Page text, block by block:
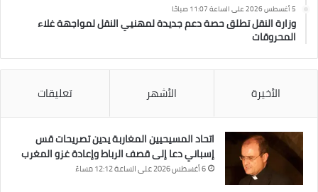
5 أغسطس 2026 على الساعة 11:07 صباحًا
وزارة النقل تطلق حصة دعم جديدة لمهنيي النقل لمواجهة غلاء
المحروقات
الأخيرة الأشهر تعليقات
اتحاد المسيحيين المغاربة يدين تصريحات قس
إسباني دعا إلى قصف الرباط وإعادة غزو المغرب
6 أغسطس 2026 على الساعة 12:12 مساءً